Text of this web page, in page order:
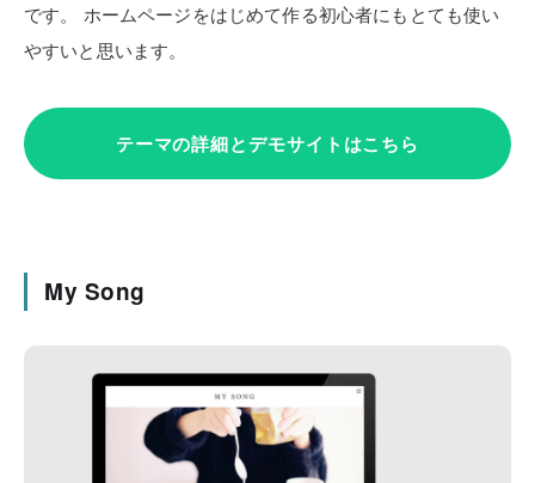
です。
ホームページをはじめて作る初心者にもとても使い
やすいと思います。
テーマの詳細とデモサイトはこちら
My Song